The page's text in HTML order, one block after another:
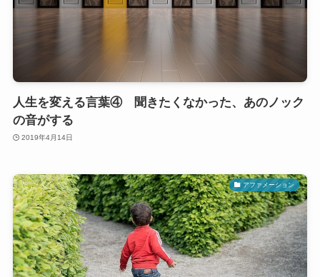
人生を変える言葉④ 聞きたくなかった、あのノック
の音がする
2019年4月14日
アファメーション